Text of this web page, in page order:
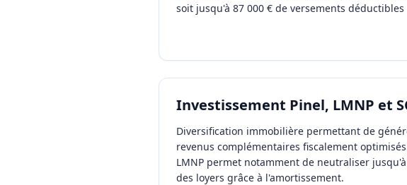
soit jusqu'à 87 000 € de versements déductibles
Investissement Pinel, LMNP et
Diversification immobilière permettant de
revenus complémentaires fiscalement
LMNP permet notamment de neutraliser jusqu'à
des loyers grâce à l'amortissement.